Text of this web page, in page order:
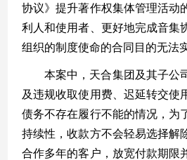
协议》提升著作权集体管理活动
利人和使用者、更好地完成音集
组织的制度使命的合同目的无法
本案中，天合集团及其子公
及违规收取使用费、迟延转交使
债务不存在履行不能的情况，为
持续性，收款方不会轻易选择解
合作多年的客户，放宽付款期限